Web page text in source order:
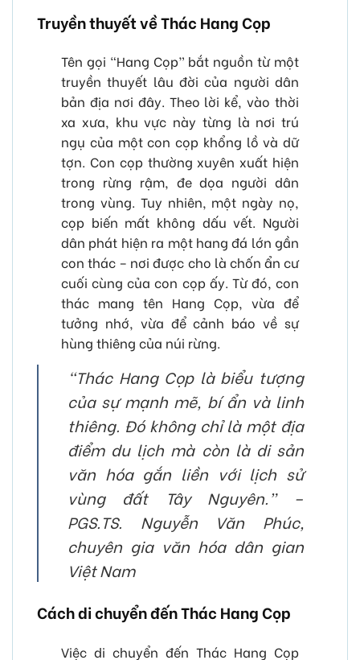
Truyền thuyết về Thác Hang Cọp
Tên gọi “Hang Cọp” bắt nguồn từ một
truyền thuyết lâu đời của người dân
bản địa nơi đây. Theo lời kể, vào thời
xa xưa, khu vực này từng là nơi trú
ngụ của một con cọp khổng lồ và dữ
tợn. Con cọp thường xuyên xuất hiện
trong rừng rậm, đe dọa người dân
trong vùng. Tuy nhiên, một ngày nọ,
cọp biến mất không dấu vết. Người
dân phát hiện ra một hang đá lớn gần
con thác – nơi được cho là chốn ẩn cư
cuối cùng của con cọp ấy. Từ đó, con
thác mang tên Hang Cọp, vừa để
tưởng nhớ, vừa để cảnh báo về sự
hùng thiêng của núi rừng.
“Thác Hang Cọp là biểu tượng
của sự mạnh mẽ, bí ẩn và linh
thiêng. Đó không chỉ là một địa
điểm du lịch mà còn là di sản
văn hóa gắn liền với lịch sử
vùng đất Tây Nguyên.” –
PGS.TS. Nguyễn Văn Phúc,
chuyên gia văn hóa dân gian
Việt Nam
Cách di chuyển đến Thác Hang Cọp
Việc di chuyển đến Thác Hang Cọp